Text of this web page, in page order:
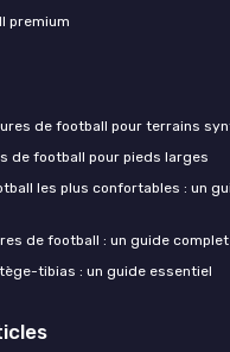
premium
de football pour terrains
de football pour pieds larges
les plus confortables : un
de football : un guide complet
tibias : un guide essentiel